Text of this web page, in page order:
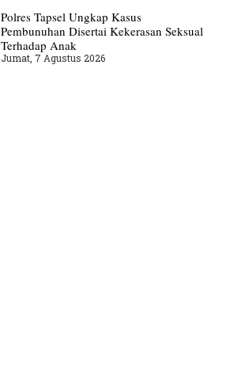
Polres Tapsel Ungkap Kasus
Pembunuhan Disertai Kekerasan Seksual
Terhadap Anak
Jumat, 7 Agustus 2026